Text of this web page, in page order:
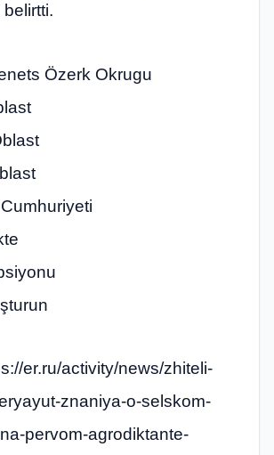
Özerk Okrugu
er.ru/activity/news/zhiteli-
znaniya-o-selskom-
pervom-agrodiktante-